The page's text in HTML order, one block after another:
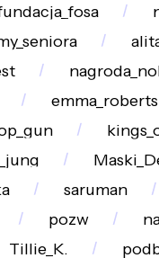
emma_roberts
saruman
pozw
Tillie_K.